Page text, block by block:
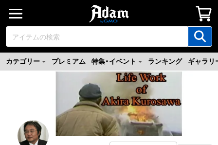
カテゴリー プレミアム 特集・イベント ランキング ギャラリ